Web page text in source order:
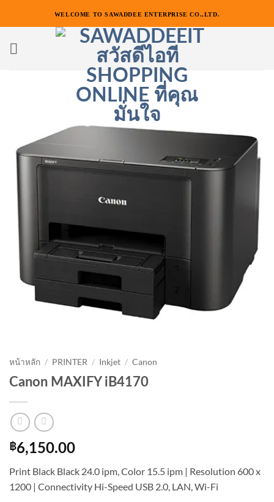
เนื้อหา
WELCOME TO SAWADDEE ENTERPRISE CO.,LTD.
หน้าหลัก / PRINTER / Inkjet / Canon
Canon MAXIFY iB4170
฿6,150.00
Print Black Black 24.0 ipm, Color 15.5 ipm | Resolution 600 x
1200 | Connectivity Hi-Speed USB 2.0, LAN, Wi-Fi